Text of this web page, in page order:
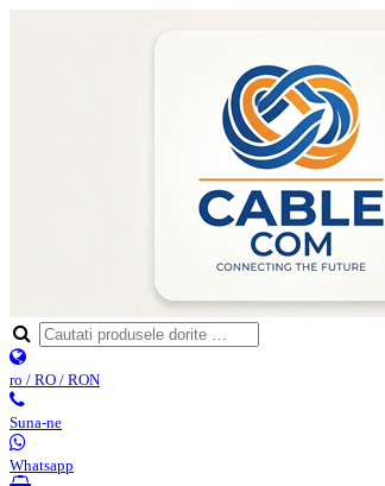
ro / RO / RON
Suna-ne
Whatsapp